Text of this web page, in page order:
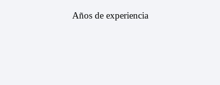
Años de experiencia